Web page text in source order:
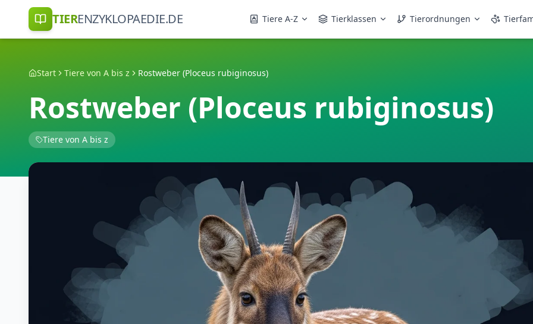
TIERENZYKLOPAEDIE.DE Tiere A-Z Tierklassen Tierordnungen
Start Tiere von A bis z Rostweber (Ploceus rubiginosus)
Rostweber (Ploceus rubiginosus)
Tiere von A bis z